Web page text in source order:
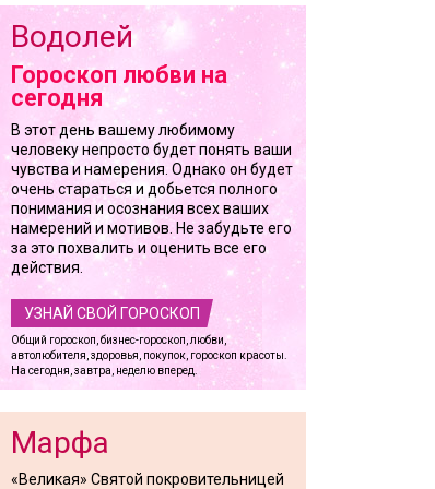
Водолей
Гороскоп любви на
сегодня
В этот день вашему любимому
человеку непросто будет понять ваши
чувства и намерения. Однако он будет
очень стараться и добьется полного
понимания и осознания всех ваших
намерений и мотивов. Не забудьте его
за это похвалить и оценить все его
действия.
УЗНАЙ СВОЙ ГОРОСКОП
Общий гороскоп, бизнес-гороскоп, любви,
автолюбителя, здоровья, покупок, гороскоп красоты.
На сегодня, завтра, неделю вперед.
Марфа
«Великая» Святой покровительницей